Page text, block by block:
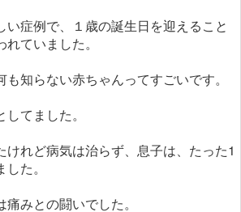
い症例で、１歳の誕生日を迎えること
ていました。
知らない赤ちゃんってすごいです。
てました。
けれど病気は治らず、息子は、たった1
た。
みとの闘いでした。